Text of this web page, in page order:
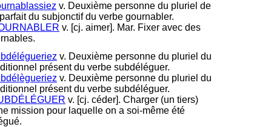
v. Deuxième personne du pluriel de
du subjonctif du verbe gournabler.
v. [cj. aimer]. Mar. Fixer avec des
v. Deuxième personne du pluriel du
présent du verbe subdéléguer.
v. Deuxième personne du pluriel du
présent du verbe subdéléguer.
v. [cj. céder]. Charger (un tiers)
mission pour laquelle on a soi-même été